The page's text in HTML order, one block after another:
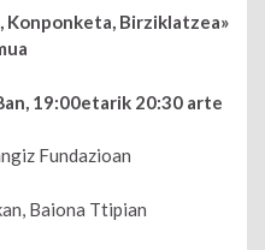
Konponketa, Birziklatzea»
19:00etarik 20:30 arte
Fundazioan
Baiona Ttipian